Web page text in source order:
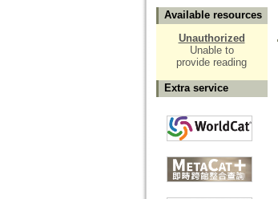
Available resources
Unauthorized
Unable to
provide reading
Extra service